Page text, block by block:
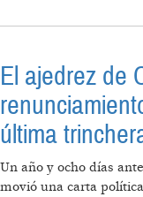
CÍRCULO
El ajedrez de
última
Un año y ocho días
movió una carta